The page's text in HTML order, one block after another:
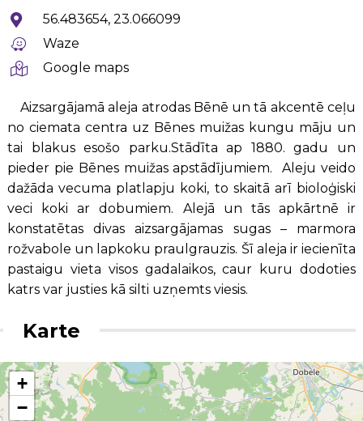
56.483654, 23.066099
Waze
Google maps
Aizsargājamā aleja atrodas Bēnē un tā akcentē ceļu
no ciemata centra uz Bēnes muižas kungu māju un
tai blakus esošo parku.Stādīta ap 1880. gadu un
pieder pie Bēnes muižas apstādījumiem. Aleju veido
dažāda vecuma platlapju koki, to skaitā arī bioloģiski
veci koki ar dobumiem. Alejā un tās apkārtnē ir
konstatētas divas aizsargājamas sugas – marmora
rožvabole un lapkoku praulgrauzis. Šī aleja ir iecienīta
pastaigu vieta visos gadalaikos, caur kuru dodoties
katrs var justies kā silti uzņemts viesis.
Karte
+
−